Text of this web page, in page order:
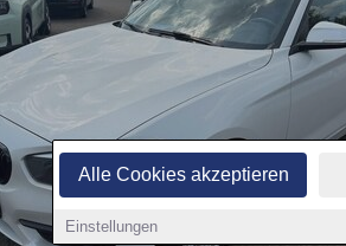
Alle Cookies akzeptieren
Einstellungen